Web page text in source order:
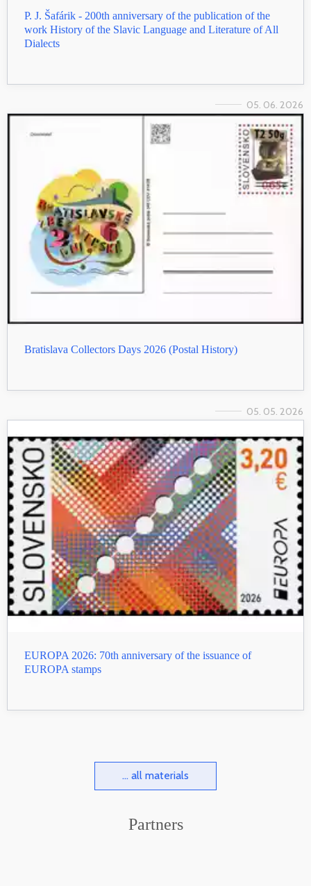
P. J. Šafárik - 200th anniversary of the publication of the
work History of the Slavic Language and Literature of All
Dialects
05. 06. 2026
Bratislava Collectors Days 2026 (Postal History)
05. 05. 2026
EUROPA 2026: 70th anniversary of the issuance of
EUROPA stamps
... all materials
Partners